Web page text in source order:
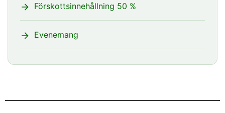
Förskottsinnehållning 50 %
Evenemang